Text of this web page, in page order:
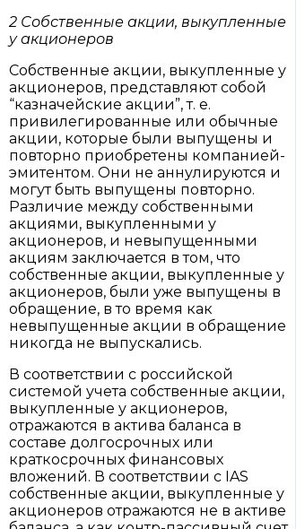
2 Собственные акции, выкупленные
у акционеров
Собственные акции, выкупленные у
акционеров, представляют собой
“казначейские акции”, т. е.
привилегированные или обычные
акции, которые были выпущены и
повторно приобретены компанией-
эмитентом. Они не аннулируются и
могут быть выпущены повторно.
Различие между собственными
акциями, выкупленными у
акционеров, и невыпущенными
акциям заключается в том, что
собственные акции, выкупленные у
акционеров, были уже выпущены в
обращение, в то время как
невыпущенные акции в обращение
никогда не выпускались.
В соответствии с российской
системой учета собственные акции,
выкупленные у акционеров,
отражаются в актива баланса в
составе долгосрочных или
краткосрочных финансовых
вложений. В соответствии с IAS
собственные акции, выкупленные у
акционеров отражаются не в активе